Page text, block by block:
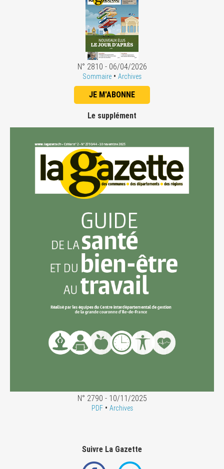
N° 2810 - 06/04/2026
Sommaire • Archives
JE M'ABONNE
Le supplément
N° 2790 - 10/11/2025
PDF• Archives
Suivre La Gazette